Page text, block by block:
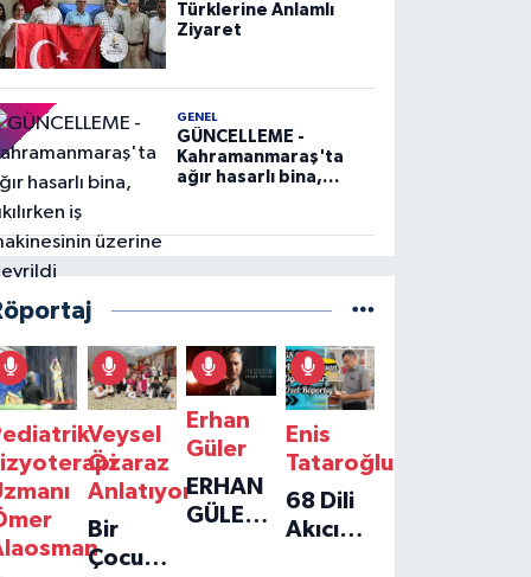
Türklerine Anlamlı
Ziyaret
GENEL
GÜNCELLEME -
Kahramanmaraş'ta
ağır hasarlı bina,
devrildi
Veysel
Özaraz
Anlatıyor
Bir
Çocuğun
Erhan
Güler
ERHAN
GÜLER'IN
Enis
Tataroğlu
68 Dili
Akıcı